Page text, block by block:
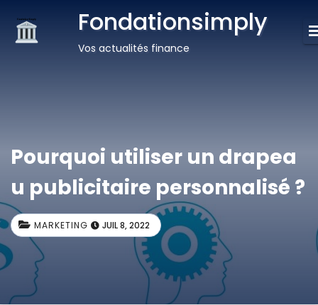
Fondationsimply
Vos actualités finance
Pourquoi utiliser un drapea
u publicitaire personnalisé ?
MARKETING JUIL 8, 2022